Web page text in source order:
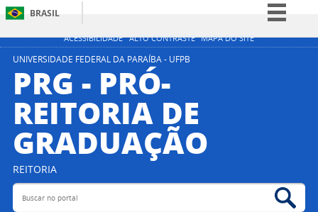
ACESSIBILIDADE ALTO CONTRASTE MAPA DO SITE
BRASIL
Simplifique!
Acesso à informação
UNIVERSIDADE FEDERAL DA PARAÍBA - UFPB
PRG - PRÓ-
REITORIA DE
GRADUAÇÃO
REITORIA
Buscar no portal